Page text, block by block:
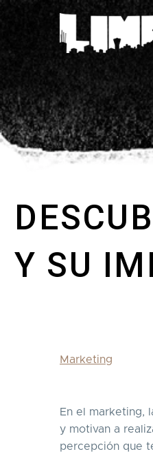
Y SU
Marketing
En el marketing,
y motivan a
percepción que